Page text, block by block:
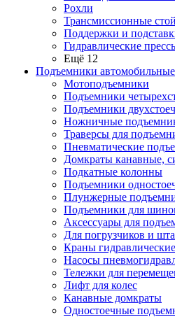
Рохли
Трансмиссионные
Поддержки и
Гидравлические
Ещё 12
Подъемники автомобильные
Мотоподъемники
Подъемники
Подъемники
Ножничные
Траверсы для
Пневматические
Домкраты канавные,
Подкатные колонны
Подъемники
Плунжерные
Подъемники для
Аксессуары для
Для погрузчиков и
Краны гидравлические
Насосы
Тележки для
Лифт для колес
Канавные домкраты
Одностоечные